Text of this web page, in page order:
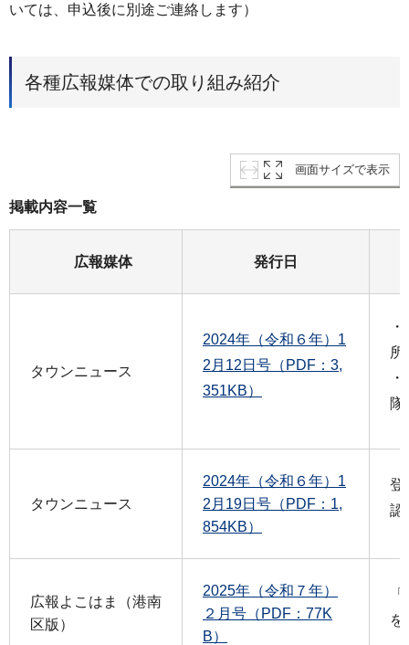
いては、申込後に別途ご連絡します）
各種広報媒体での取り組み紹介
画面サイズで表示
掲載内容一覧
広報媒体 発行日
タウンニュース
2024年（令和６年）1
2月12日号（PDF：3,
351KB）
所
隊
タウンニュース
2024年（令和６年）1
2月19日号（PDF：1,
854KB）
登
認
広報よこはま（港南
区版）
2025年（令和７年）
２月号（PDF：77K
B）
を